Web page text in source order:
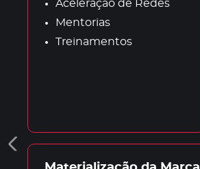
Aceleração de Redes
Mentorias
Treinamentos